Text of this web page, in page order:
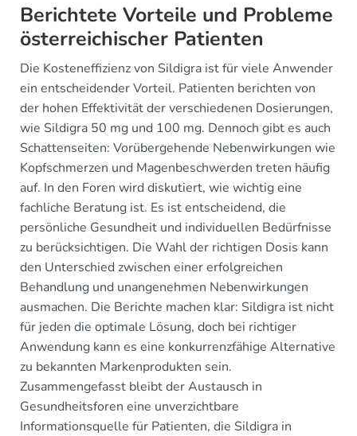
Berichtete Vorteile und Probleme
österreichischer Patienten
Die Kosteneffizienz von Sildigra ist für viele Anwender
ein entscheidender Vorteil. Patienten berichten von
der hohen Effektivität der verschiedenen Dosierungen,
wie Sildigra 50 mg und 100 mg. Dennoch gibt es auch
Schattenseiten: Vorübergehende Nebenwirkungen wie
Kopfschmerzen und Magenbeschwerden treten häufig
auf. In den Foren wird diskutiert, wie wichtig eine
fachliche Beratung ist. Es ist entscheidend, die
persönliche Gesundheit und individuellen Bedürfnisse
zu berücksichtigen. Die Wahl der richtigen Dosis kann
den Unterschied zwischen einer erfolgreichen
Behandlung und unangenehmen Nebenwirkungen
ausmachen. Die Berichte machen klar: Sildigra ist nicht
für jeden die optimale Lösung, doch bei richtiger
Anwendung kann es eine konkurrenzfähige Alternative
zu bekannten Markenprodukten sein.
Zusammengefasst bleibt der Austausch in
Gesundheitsforen eine unverzichtbare
Informationsquelle für Patienten, die Sildigra in